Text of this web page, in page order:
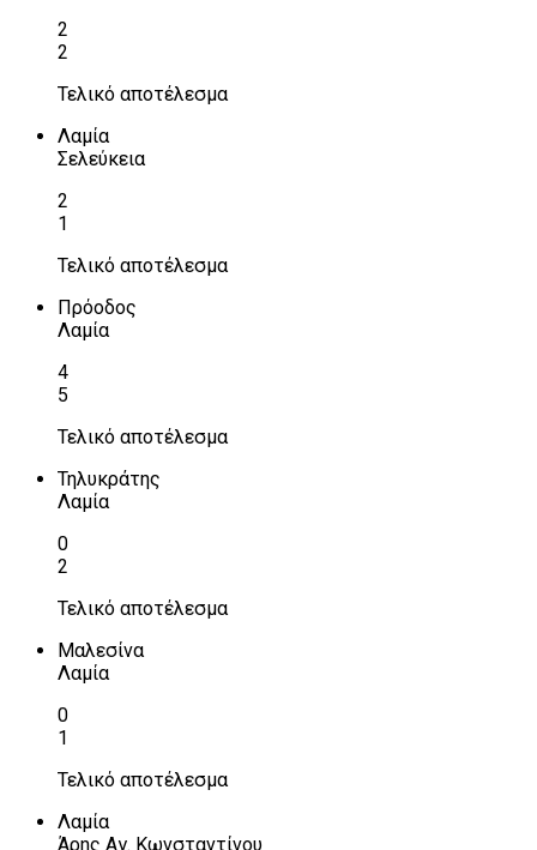
2
2
Τελικό αποτέλεσμα
Λαμία
Σελεύκεια
2
1
Τελικό αποτέλεσμα
Πρόοδος
Λαμία
4
5
Τελικό αποτέλεσμα
Τηλυκράτης
Λαμία
0
2
Τελικό αποτέλεσμα
Μαλεσίνα
Λαμία
0
1
Τελικό αποτέλεσμα
Λαμία
Άρης Αγ. Κωνσταντίνου